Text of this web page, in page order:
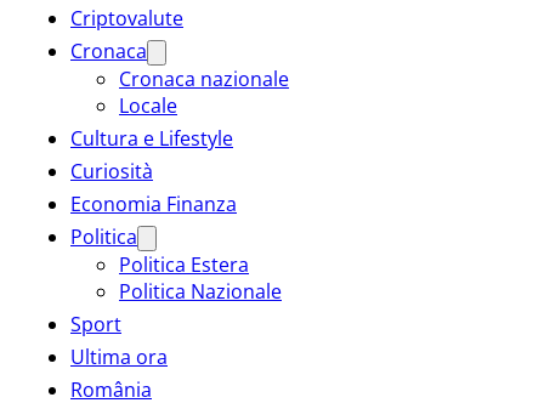
Criptovalute
Cronaca
Cronaca nazionale
Locale
Cultura e Lifestyle
Curiosità
Economia Finanza
Politica
Politica Estera
Politica Nazionale
Sport
Ultima ora
România